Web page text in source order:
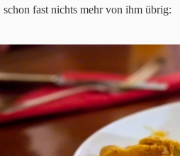
schon fast nichts mehr von ihm übrig: